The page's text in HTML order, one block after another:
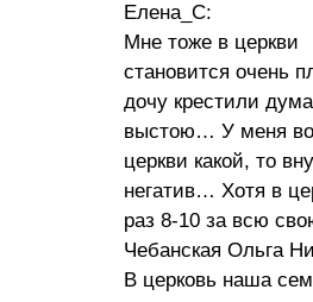
Елена_C:
Мне тоже в церкви
становится очень
дочу крестили
выстою… У меня
церкви какой, то
негатив… Хотя в
раз 8-10 за всю
Чебанская Ольга
В церковь наша